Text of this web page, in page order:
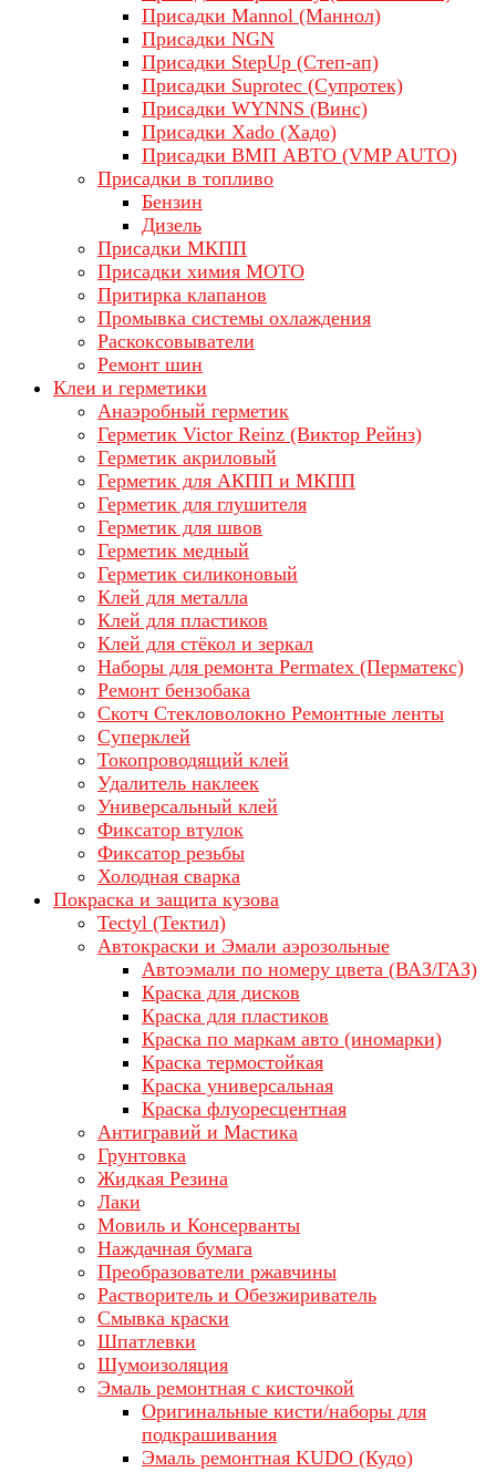
Присадки Mannol (Маннол)
Присадки NGN
Присадки StepUp (Степ-ап)
Присадки Suprotec (Супротек)
Присадки WYNNS (Винс)
Присадки Xado (Хадо)
Присадки ВМП АВТО (VMP AUTO)
Присадки в топливо
Бензин
Дизель
Присадки МКПП
Присадки химия МОТО
Притирка клапанов
Промывка системы охлаждения
Раскоксовыватели
Ремонт шин
Клеи и герметики
Анаэробный герметик
Герметик Victor Reinz (Виктор Рейнз)
Герметик акриловый
Герметик для АКПП и МКПП
Герметик для глушителя
Герметик для швов
Герметик медный
Герметик силиконовый
Клей для металла
Клей для пластиков
Клей для стёкол и зеркал
Наборы для ремонта Permatex (Перматекс)
Ремонт бензобака
Скотч Стекловолокно Ремонтные ленты
Суперклей
Токопроводящий клей
Удалитель наклеек
Универсальный клей
Фиксатор втулок
Фиксатор резьбы
Холодная сварка
Покраска и защита кузова
Tectyl (Тектил)
Автокраски и Эмали аэрозольные
Автоэмали по номеру цвета (ВАЗ/ГАЗ)
Краска для дисков
Краска для пластиков
Краска по маркам авто (иномарки)
Краска термостойкая
Краска универсальная
Краска флуоресцентная
Антигравий и Мастика
Грунтовка
Жидкая Резина
Лаки
Мовиль и Консерванты
Наждачная бумага
Преобразователи ржавчины
Растворитель и Обезжириватель
Смывка краски
Шпатлевки
Шумоизоляция
Эмаль ремонтная с кисточкой
Оригинальные кисти/наборы для
подкрашивания
Эмаль ремонтная KUDO (Кудо)